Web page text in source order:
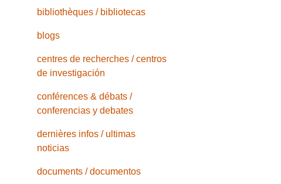
bibliothèques / bibliotecas
blogs
centres de recherches / centros
de investigación
conférences & débats /
conferencias y debates
dernières infos / ultimas
noticias
documents / documentos